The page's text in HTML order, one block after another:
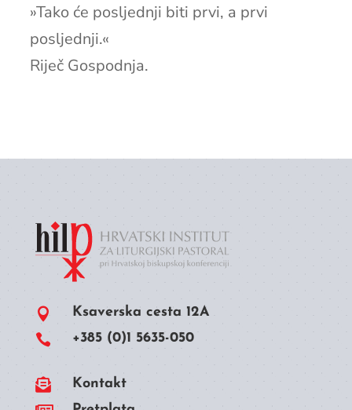
»Tako će posljednji biti prvi, a prvi
posljednji.«
Riječ Gospodnja.
 Ksaverska cesta 12A
 +385 (0)1 5635-050
 Kontakt